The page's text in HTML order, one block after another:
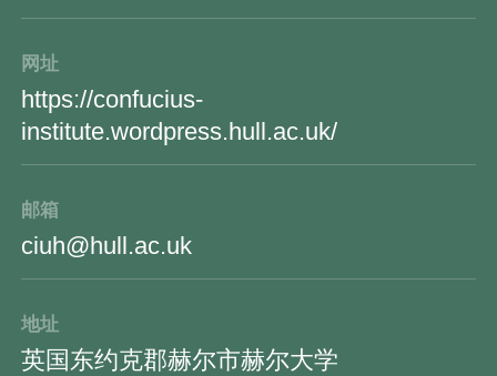
网址
https://confucius-
institute.wordpress.hull.ac.uk/
邮箱
ciuh@hull.ac.uk
地址
英国东约克郡赫尔市赫尔大学